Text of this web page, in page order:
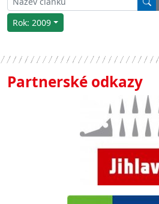
Rok: 2009
Partnerské odkazy